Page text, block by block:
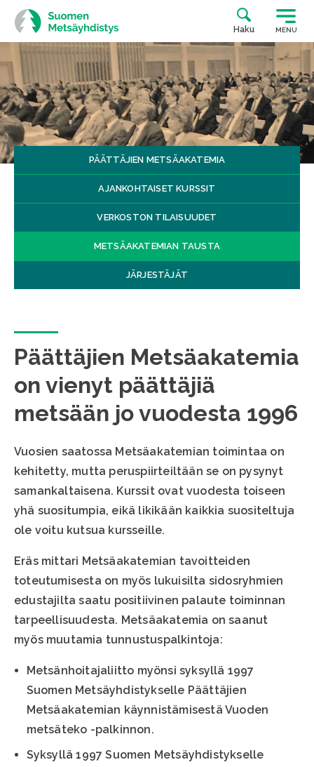
Siirry
suoraan
sisältöön
Haku MENU
PÄÄTTÄJIEN METSÄAKATEMIA
AJANKOHTAISET KURSSIT
VERKOSTON TILAISUUDET
METSÄAKATEMIAN TAUSTA
JÄRJESTÄJÄT
Päättäjien Metsäakatemia
on vienyt päättäjiä
metsään jo vuodesta 1996
Vuosien saatossa Metsäakatemian toimintaa on
kehitetty, mutta peruspiirteiltään se on pysynyt
samankaltaisena. Kurssit ovat vuodesta toiseen
yhä suositumpia, eikä likikään kaikkia suositeltuja
ole voitu kutsua kursseille.
Eräs mittari Metsäakatemian tavoitteiden
toteutumisesta on myös lukuisilta sidosryhmien
edustajilta saatu positiivinen palaute toiminnan
tarpeellisuudesta. Metsäakatemia on saanut
myös muutamia tunnustuspalkintoja:
Metsänhoitajaliitto myönsi syksyllä 1997
Suomen Metsäyhdistykselle Päättäjien
Metsäakatemian käynnistämisestä Vuoden
metsäteko -palkinnon.
Syksyllä 1997 Suomen Metsäyhdistykselle